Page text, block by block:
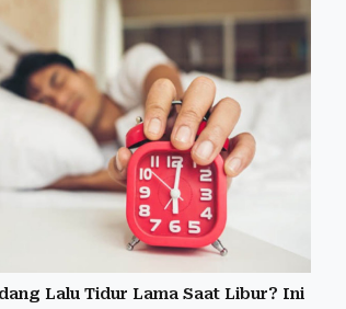
Lalu Tidur Lama Saat Libur? Ini